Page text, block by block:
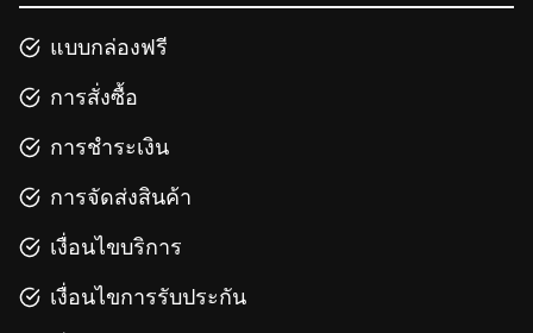
แบบกล่องฟรี
การสั่งซื้อ
การชำระเงิน
การจัดส่งสินค้า
เงื่อนไขบริการ
เงื่อนไขการรับประกัน